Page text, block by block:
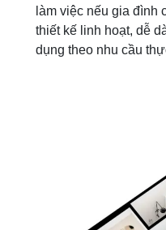
làm việc nếu gia đình
thiết kế linh hoạt, dễ
dụng theo nhu cầu